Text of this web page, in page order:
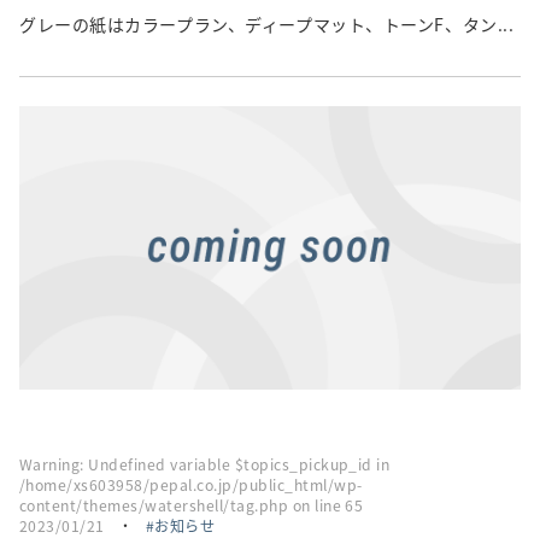
グレーの紙はカラープラン、ディープマット、トーンF、タン...
Warning: Undefined variable $topics_pickup_id in
/home/xs603958/pepal.co.jp/public_html/wp-
content/themes/watershell/tag.php on line65
2023/01/21
・ お知らせ